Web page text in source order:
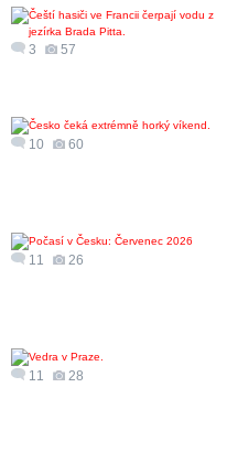
3 57
10 60
11 26
11 28